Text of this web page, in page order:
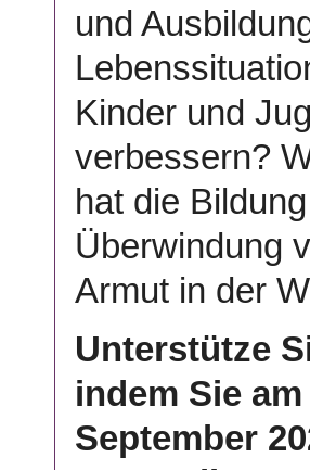
und
Kinder und
verbessern?
hat die
Überwindung
Armut in der
Unterstütze
indem Sie
September